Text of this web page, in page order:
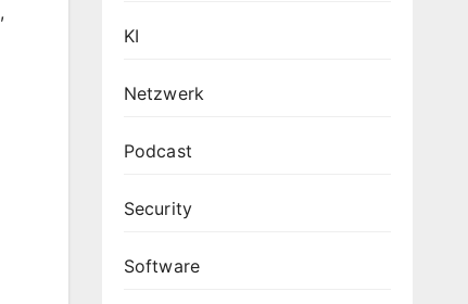
,
KI
Netzwerk
Podcast
Security
Software